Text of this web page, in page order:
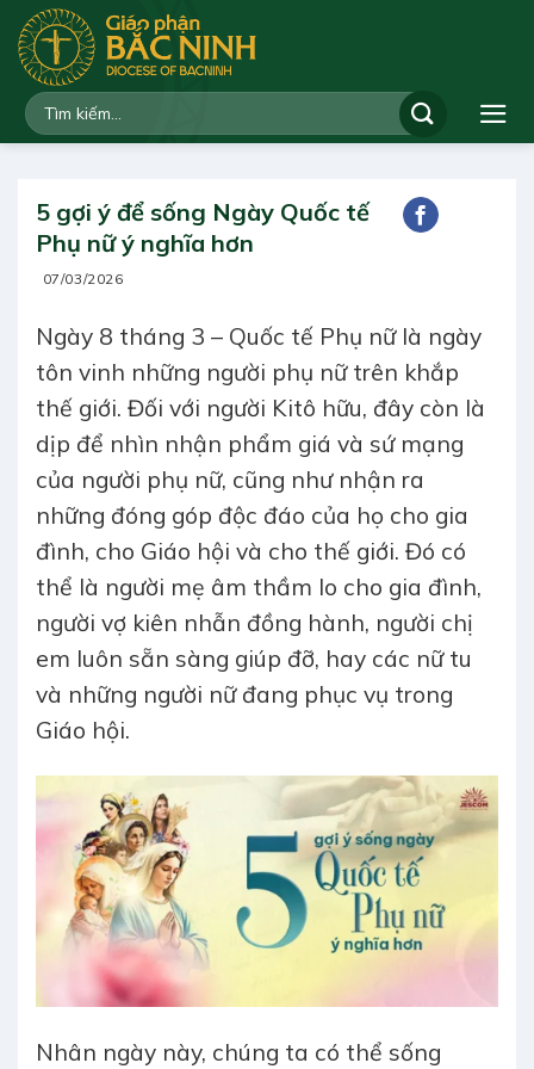
qua
dung
5 gợi ý để sống Ngày Quốc tế
Phụ nữ ý nghĩa hơn
07/03/2026
Ngày 8 tháng 3 – Quốc tế Phụ nữ là ngày
tôn vinh những người phụ nữ trên khắp
thế giới. Đối với người Kitô hữu, đây còn là
dịp để nhìn nhận phẩm giá và sứ mạng
của người phụ nữ, cũng như nhận ra
những đóng góp độc đáo của họ cho gia
đình, cho Giáo hội và cho thế giới. Đó có
thể là người mẹ âm thầm lo cho gia đình,
người vợ kiên nhẫn đồng hành, người chị
em luôn sẵn sàng giúp đỡ, hay các nữ tu
và những người nữ đang phục vụ trong
Giáo hội.
Nhân ngày này, chúng ta có thể sống